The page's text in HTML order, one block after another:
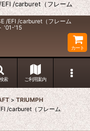
/carburet（フレーム
/EFI /carburet（フレーム
'01-'15
カート
索 ご利用案内
> TRIUMPH
/carburet（フレーム